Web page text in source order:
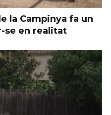
la Campinya fa un
se en realitat